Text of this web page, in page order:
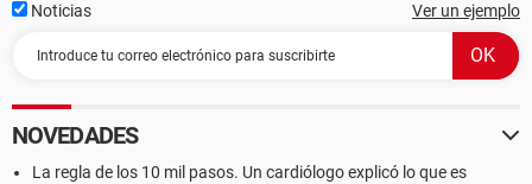
Noticias Ver un ejemplo
NOVEDADES
La regla de los 10 mil pasos. Un cardiólogo explicó lo que es